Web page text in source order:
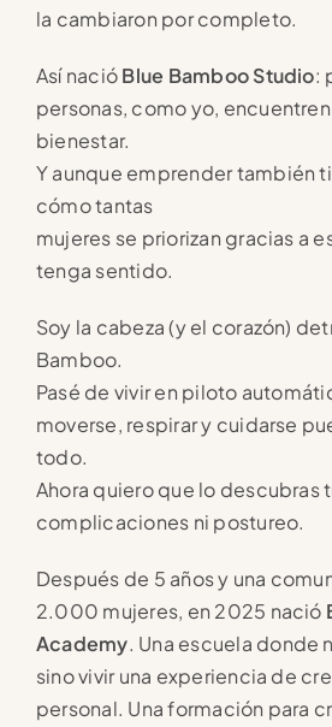
la cambiaron por completo.
Así nacióBlue Bamboo Studio:
personas, como yo,
bienestar.
Y aunque emprender también
cómo tantas
mujeres se priorizan gracias a
tenga sentido.
Soy la cabeza (y el corazón)
Bamboo.
Pasé de vivir en piloto
moverse, respirar y cuidarse
todo.
Ahora quiero que lo descubras
complicaciones ni postureo.
Después de 5 años y una
2.000 mujeres, en 2025 nació
Academy. Una escuela donde
sino vivir una experiencia de
personal. Una formación para